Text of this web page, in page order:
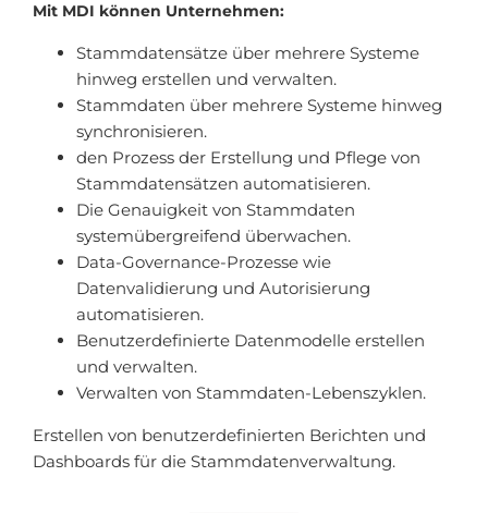
Mit MDI können Unternehmen:
Stammdatensätze über mehrere Systeme
hinweg erstellen und verwalten.
Stammdaten über mehrere Systeme hinweg
synchronisieren.
den Prozess der Erstellung und Pflege von
Stammdatensätzen automatisieren.
Die Genauigkeit von Stammdaten
systemübergreifend überwachen.
Data-Governance-Prozesse wie
Datenvalidierung und Autorisierung
automatisieren.
Benutzerdefinierte Datenmodelle erstellen
und verwalten.
Verwalten von Stammdaten-Lebenszyklen.
Erstellen von benutzerdefinierten Berichten und
Dashboards für die Stammdatenverwaltung.